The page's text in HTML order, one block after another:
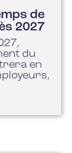
de
2027
du
en